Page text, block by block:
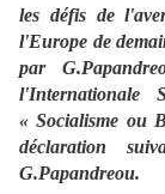
les défis de
l'Europe de
par
« Socialisme ou
déclaration
G.Papandreou.